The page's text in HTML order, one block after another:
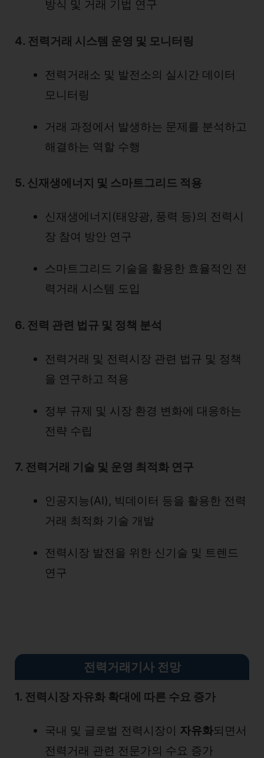
방식 및 거래 기법 연구
4. 전력거래 시스템 운영 및 모니터링
전력거래소 및 발전소의 실시간 데이터
모니터링
거래 과정에서 발생하는 문제를 분석하고
해결하는 역할 수행
5. 신재생에너지 및 스마트그리드 적용
신재생에너지(태양광, 풍력 등)의 전력시
장 참여 방안 연구
스마트그리드 기술을 활용한 효율적인 전
력거래 시스템 도입
6. 전력 관련 법규 및 정책 분석
전력거래 및 전력시장 관련 법규 및 정책
을 연구하고 적용
정부 규제 및 시장 환경 변화에 대응하는
전략 수립
7. 전력거래 기술 및 운영 최적화 연구
인공지능(AI), 빅데이터 등을 활용한 전력
거래 최적화 기술 개발
전력시장 발전을 위한 신기술 및 트렌드
연구
전력거래기사 전망
1. 전력시장 자유화 확대에 따른 수요 증가
국내 및 글로벌 전력시장이 자유화되면서
전력거래 관련 전문가의 수요 증가